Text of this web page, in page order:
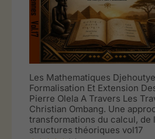
Les Mathematiques
Formalisation Et Extension
Pierre Olela A Travers Les
Christian Ombang. Une
transformations du calcul, de
structures théoriques vol17